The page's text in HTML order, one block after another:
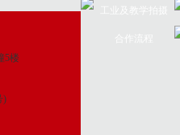
5楼
)
工业及教学拍摄